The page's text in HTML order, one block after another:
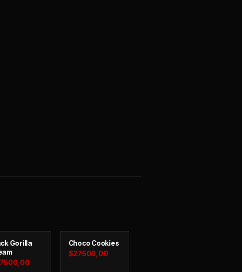
Gorilla
Choco Cookies
$27500,00